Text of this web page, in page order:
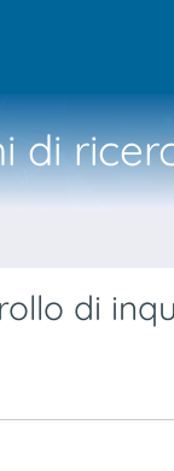
di
di